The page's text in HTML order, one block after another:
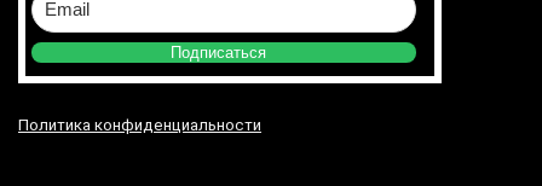
Подписаться
Политика конфиденциальности